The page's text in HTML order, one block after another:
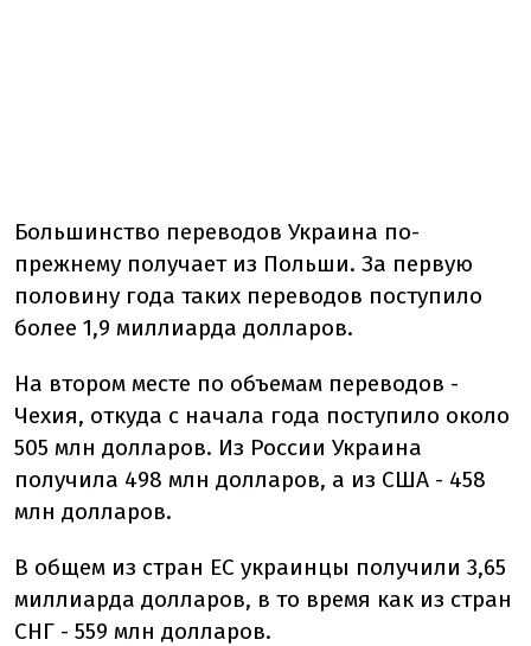
Большинство переводов Украина по-
прежнему получает из Польши. За первую
половину года таких переводов поступило
более 1,9 миллиарда долларов.
На втором месте по объемам переводов -
Чехия, откуда с начала года поступило около
505 млн долларов. Из России Украина
получила 498 млн долларов, а из США - 458
млн долларов.
В общем из стран ЕС украинцы получили 3,65
миллиарда долларов, в то время как из стран
СНГ - 559 млн долларов.